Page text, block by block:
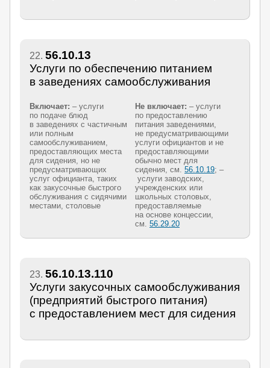
22. 56.10.13
Услуги по обеспечению питанием
в заведениях самообслуживания
Включает: – услуги
по подаче блюд
в заведениях с частичным
или полным
самообслуживанием,
предоставляющих места
для сидения, но не
предусматривающих
услуг официанта, таких
как закусочные быстрого
обслуживания с сидячими
местами, столовые
Не включает: – услуги
по предоставлению
питания заведениями,
не предусматривающими
услуги официантов и не
предоставляющими
обычно мест для
сидения, см. 56.10.19; –
услуги заводских,
учрежденских или
школьных столовых,
предоставляемые
на основе концессии,
см. 56.29.20
23. 56.10.13.110
Услуги закусочных самообслуживания
(предприятий быстрого питания)
с предоставлением мест для сидения